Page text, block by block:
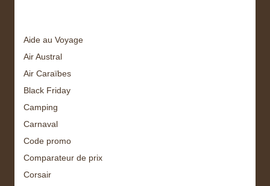
Aide au Voyage
Air Austral
Air Caraïbes
Black Friday
Camping
Carnaval
Code promo
Comparateur de prix
Corsair